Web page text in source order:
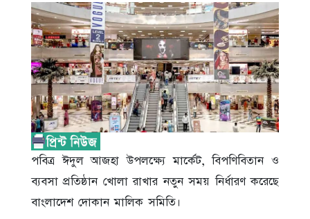
পবিত্র ঈদুল আজহা উপলক্ষ্যে মার্কেট, বিপণিবিতান ও
ব্যবসা প্রতিষ্ঠান খোলা রাখার নতুন সময় নির্ধারণ করেছে
বাংলাদেশ দোকান মালিক সমিতি।